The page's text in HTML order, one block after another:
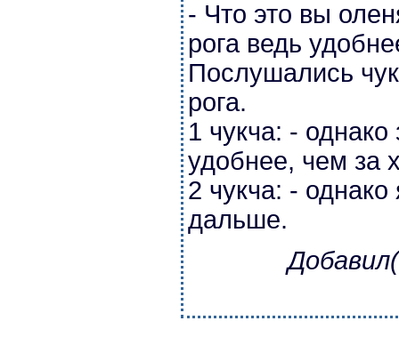
- Что это вы
рога ведь
Послушались
рога.
1 чукча: -
удобнее, чем за
2 чукча: -
дальше.